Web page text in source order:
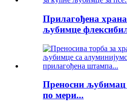
Прилагођена
љубимце
Преносни
по мери...